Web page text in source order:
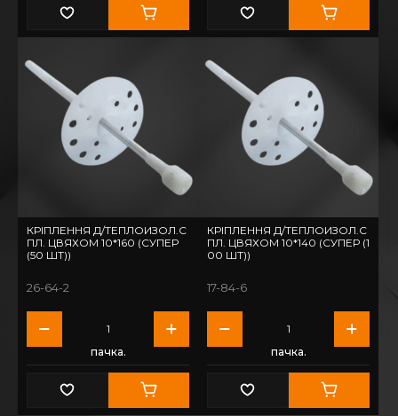
КРІПЛЕННЯ Д/ТЕПЛОИЗОЛ.С
ПЛ. ЦВЯХОМ 10*160 (СУПЕР
(50 ШТ))
26-64-2
пачка.
КРІПЛЕННЯ Д/ТЕПЛОИЗОЛ.С
ПЛ. ЦВЯХОМ 10*140 (СУПЕР (1
00 ШТ))
17-84-6
пачка.